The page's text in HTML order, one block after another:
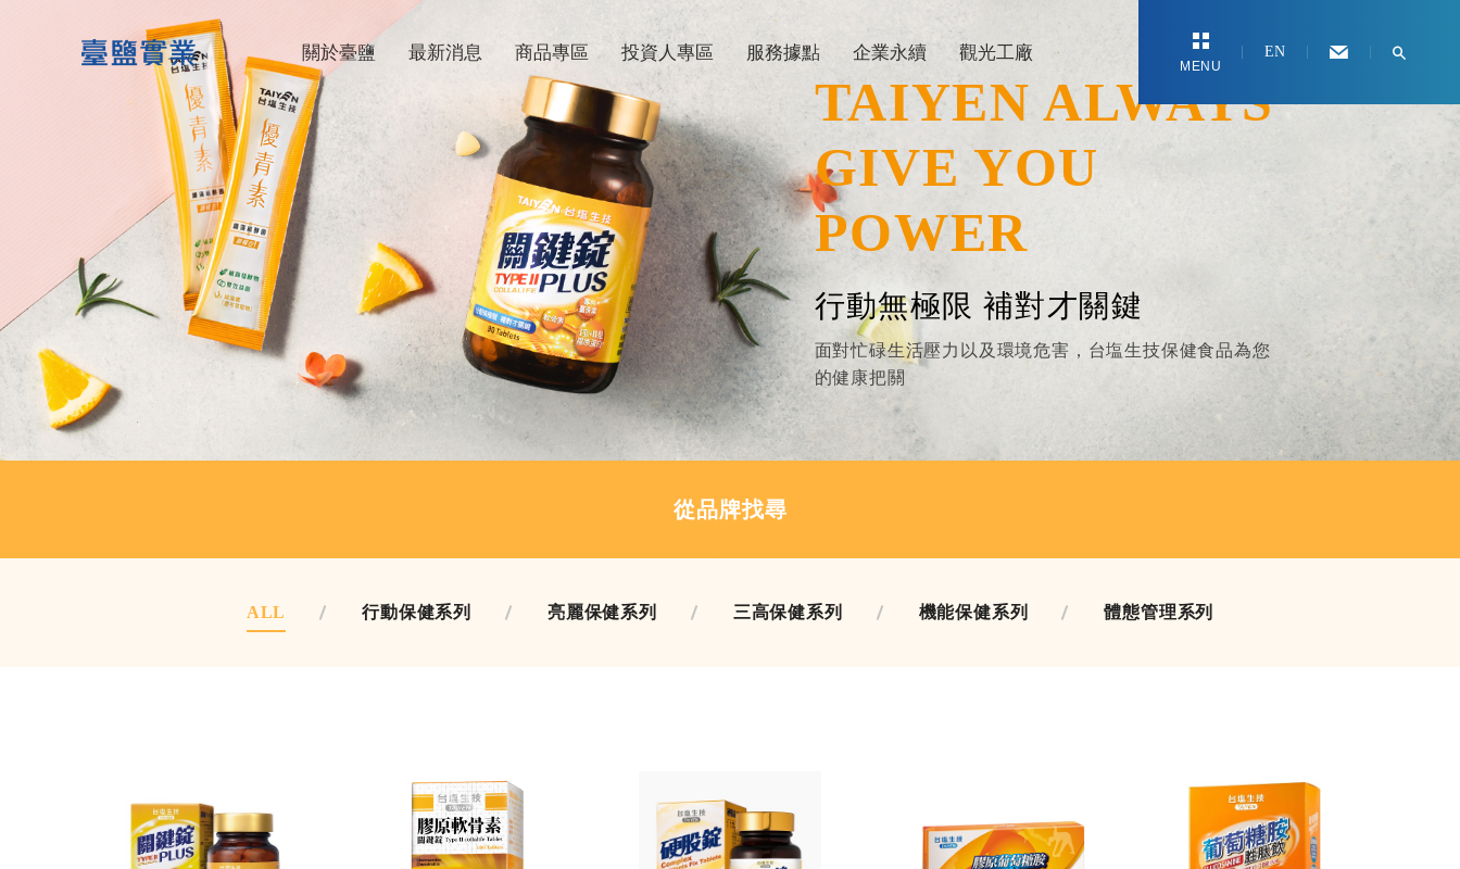
TAIYEN ALWAYS
GIVE YOU
POWER
行動無極限 補對才關鍵
面對忙碌生活壓力以及環境危害，台塩生技保健食品為您
的健康把關
台鹽生技 關於臺鹽 最新消息 商品專區 投資人專區 服務據點 企業永續 觀光工廠
MENU
EN
從品牌找尋
ALL 行動保健系列 亮麗保健系列 三高保健系列 機能保健系列 體態管理系列